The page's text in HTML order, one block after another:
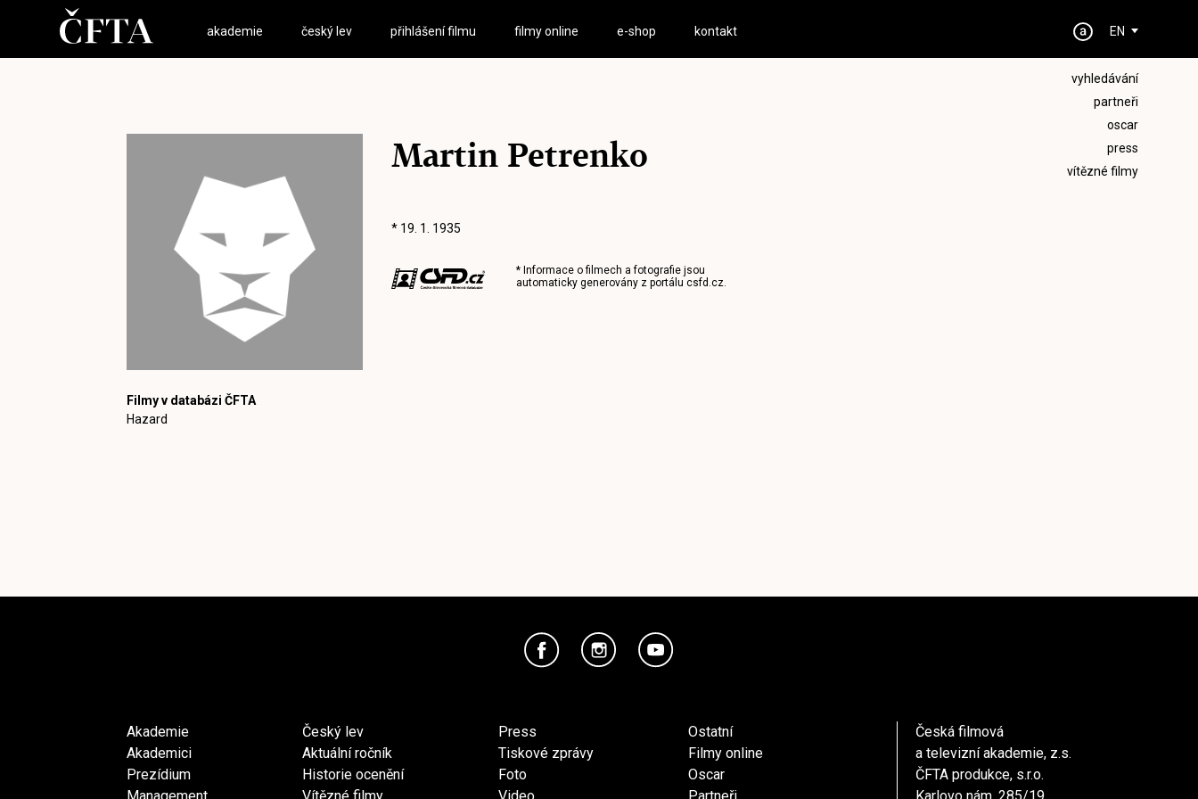
akademie český lev přihlášení filmu filmy online e-shop kontakt EN
vyhledávání
partneři
oscar
press
vítězné filmy
Filmy v databázi ČFTA
Hazard
Martin Petrenko
* 19. 1. 1935
* Informace o filmech a fotografie jsou
automaticky generovány z portálu csfd.cz.
Akademie
Akademici
Prezídium
Český lev
Aktuální ročník
Historie ocenění
Press
Tiskové zprávy
Foto
Ostatní
Filmy online
Oscar
Česká filmová
a televizní akademie, z.s.
ČFTA produkce, s.r.o.